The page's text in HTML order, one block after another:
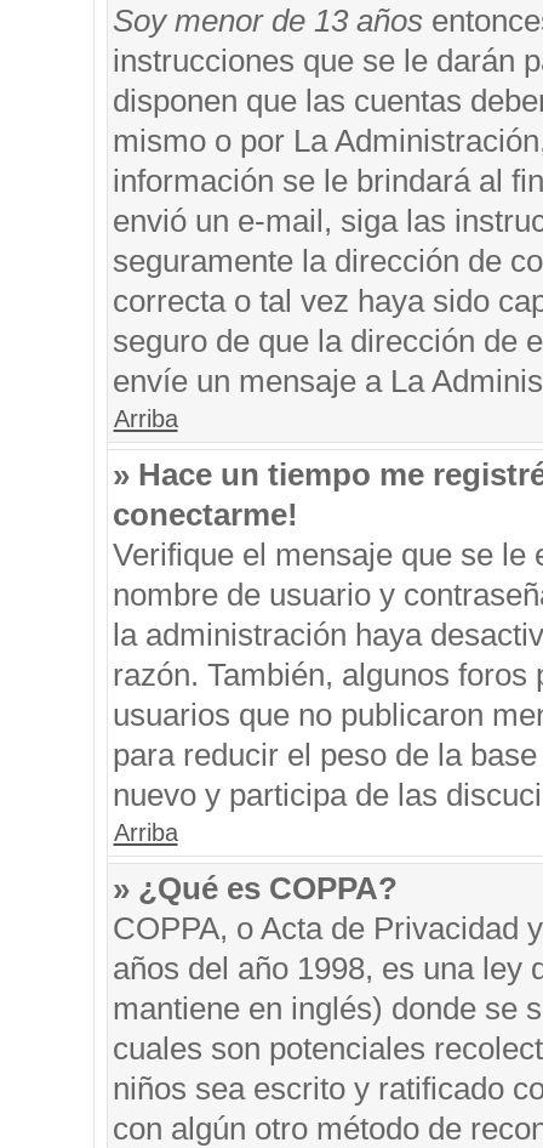
Soy menor de 13 años
instrucciones que se le darán
disponen que las cuentas
mismo o por La
información se le brindará al
envió un e-mail, siga las
seguramente la dirección de
correcta o tal vez haya sido
seguro de que la dirección de
envíe un mensaje a La
Arriba
» Hace un tiempo me
conectarme!
Verifique el mensaje que se
nombre de usuario y
la administración haya
razón. También, algunos
usuarios que no publicaron
para reducir el peso de la
nuevo y participa de las
Arriba
» ¿Qué es COPPA?
COPPA, o Acta de Privacidad
años del año 1998, es una ley
mantiene en inglés) donde se
cuales son potenciales
niños sea escrito y ratificado
con algún otro método de